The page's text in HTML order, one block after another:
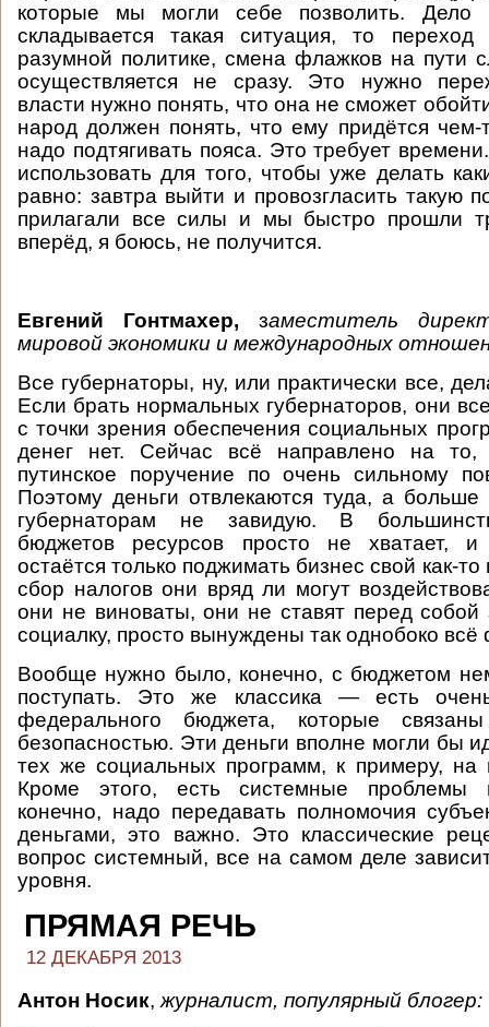
которые мы могли себе позволить. Дело
складывается такая ситуация, то
разумной политике, смена флажков на пути
осуществляется не сразу. Это нужно
власти нужно понять, что она не сможет
народ должен понять, что ему придётся чем-
надо подтягивать пояса. Это требует
использовать для того, чтобы уже делать
равно: завтра выйти и провозгласить такую
прилагали все силы и мы быстро прошли
вперёд, я боюсь, не получится.
Евгений Гонтмахер, заместитель
мировой экономики и международных
Все губернаторы, ну, или практически все,
Если брать нормальных губернаторов, они
с точки зрения обеспечения социальных
денег нет. Сейчас всё направлено на то,
путинское поручение по очень сильному
Поэтому деньги отвлекаются туда, а
губернаторам не завидую. В
бюджетов ресурсов просто не хватает, и
остаётся только поджимать бизнес свой как-
сбор налогов они вряд ли могут
они не виноваты, они не ставят перед собой
социалку, просто вынуждены так однобоко
Вообще нужно было, конечно, с бюджетом
поступать. Это же классика — есть
федерального бюджета, которые
безопасностью. Эти деньги вполне могли бы
тех же социальных программ, к примеру, на
Кроме этого, есть системные проблемы
конечно, надо передавать полномочия
деньгами, это важно. Это классические
вопрос системный, все на самом деле
уровня.
ПРЯМАЯ РЕЧЬ
12 ДЕКАБРЯ 2013
Антон Носик, журналист, популярный блогер: